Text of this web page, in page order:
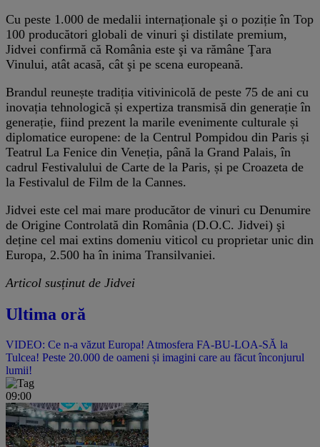
Cu peste 1.000 de medalii internaționale şi o poziție în Top
100 producători globali de vinuri şi distilate premium,
Jidvei confirmă că România este şi va rămâne Ţara
Vinului, atât acasă, cât şi pe scena europeană.
Brandul reunește tradiția vitivinicolă de peste 75 de ani cu
inovația tehnologică și expertiza transmisă din generație în
generație, fiind prezent la marile evenimente culturale și
diplomatice europene: de la Centrul Pompidou din Paris și
Teatrul La Fenice din Veneția, până la Grand Palais, în
cadrul Festivalului de Carte de la Paris, și pe Croazeta de
la Festivalul de Film de la Cannes.
Jidvei este cel mai mare producător de vinuri cu Denumire
de Origine Controlată din România (D.O.C. Jidvei) şi
deține cel mai extins domeniu viticol cu proprietar unic din
Europa, 2.500 ha în inima Transilvaniei.
Articol susținut de Jidvei
Ultima oră
VIDEO: Ce n-a văzut Europa! Atmosfera FA-BU-LOA-SĂ la
Tulcea! Peste 20.000 de oameni și imagini care au făcut înconjurul
lumii!
09:00